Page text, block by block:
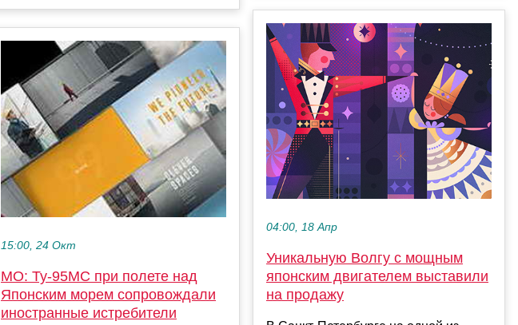
15:00, 24 Окт
МО: Ту-95МС при полете над
Японским морем сопровождали
иностранные истребители
04:00, 18 Апр
Уникальную Волгу с мощным
японским двигателем выставили
на продажу